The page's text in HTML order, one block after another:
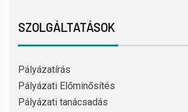
SZOLGÁLTATÁSOK
Pályázatírás
Pályázati Előminősítés
Pályázati tanácsadás